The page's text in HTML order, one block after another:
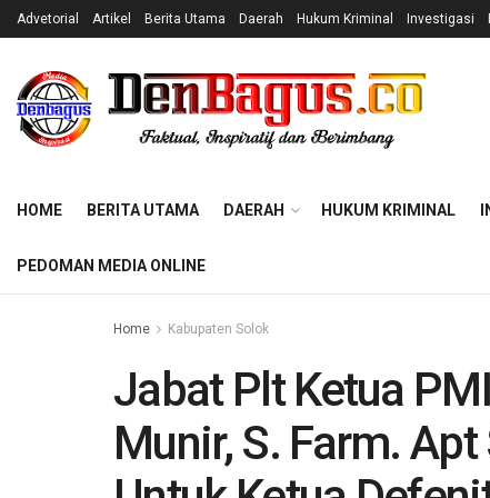
Advetorial Artikel Berita Utama Daerah Hukum Kriminal Investigasi
HOME BERITA UTAMA DAERAH HUKUM KRIMINAL
PEDOMAN MEDIA ONLINE
Home Kabupaten Solok
Jabat Plt Ketua
Munir, S. Farm.